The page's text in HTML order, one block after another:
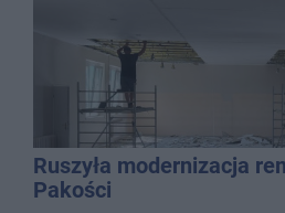
Ruszyła modernizacja
Pakości